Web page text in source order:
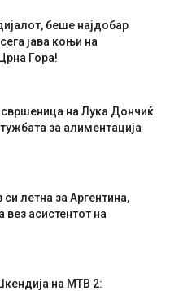
беше најдобар
јава коњи на
Гора!
на Лука Дончиќ
за алиментација
си летна за Аргентина,
вез асистентот на
на МТВ 2: